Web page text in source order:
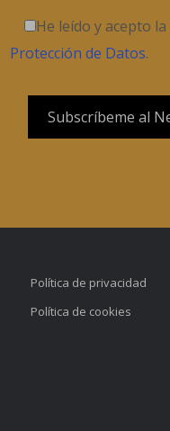
He leído y acepto la
Protección de Datos.
Política de privacidad
Política de cookies